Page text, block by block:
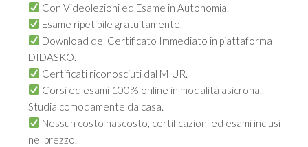
Con Videolezioni ed Esame in Autonomia.
Esame ripetibile gratuitamente.
Download del Certificato Immediato in piattaforma
DIDASKO.
Certificati riconosciuti dal MIUR.
Corsi ed esami 100% online in modalità asicrona.
Studia comodamente da casa.
Nessun costo nascosto, certificazioni ed esami inclusi
nel prezzo.